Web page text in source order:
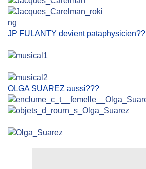
JP FULANTY devient pataphysicien??
OLGA SUAREZ aussi???